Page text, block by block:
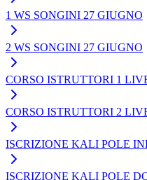
1 WS SONGINI 27 GIUGNO
2 WS SONGINI 27 GIUGNO
CORSO ISTRUTTORI 1
CORSO ISTRUTTORI 2
ISCRIZIONE KALI POLE
ISCRIZIONE KALI POLE